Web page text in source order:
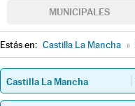
MUNICIPALES
Estás en: Castilla La Mancha »